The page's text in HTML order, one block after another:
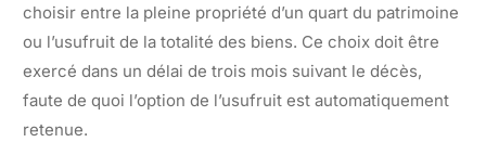
choisir entre la pleine propriété d’un quart du patrimoine
ou l’usufruit de la totalité des biens. Ce choix doit être
exercé dans un délai de trois mois suivant le décès,
faute de quoi l’option de l’usufruit est automatiquement
retenue.